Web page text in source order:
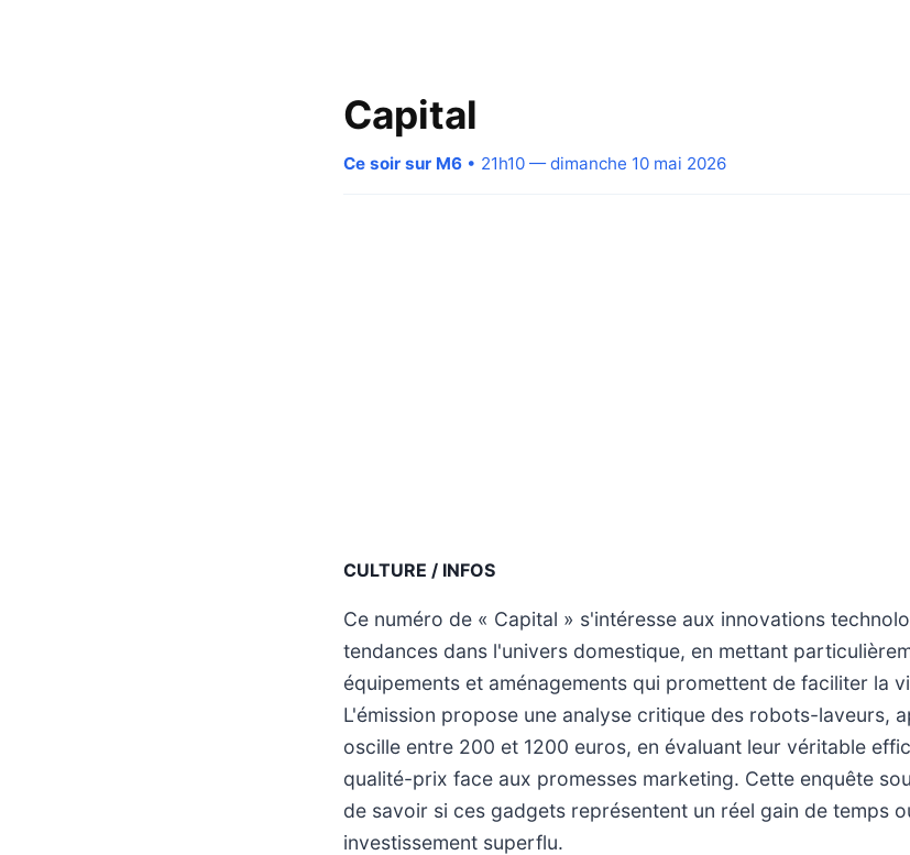
Capital
Ce soir sur M6 • 21h10 — dimanche 10 mai 2026
CULTURE / INFOS
Ce numéro de « Capital » s'intéresse aux innovations
tendances dans l'univers domestique, en mettant
équipements et aménagements qui promettent de faciliter la
L'émission propose une analyse critique des robots-laveurs,
oscille entre 200 et 1200 euros, en évaluant leur véritable
qualité-prix face aux promesses marketing. Cette enquête
de savoir si ces gadgets représentent un réel gain de temps
investissement superflu.